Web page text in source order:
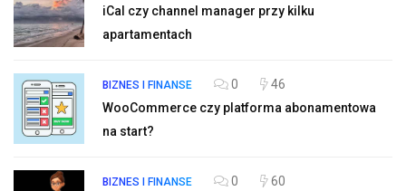
iCal czy channel manager przy kilku
apartamentach
BIZNES I FINANSE 0
46
WooCommerce czy platforma abonamentowa
na start?
BIZNES I FINANSE 0
60